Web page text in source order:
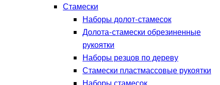
Стамески
Наборы долот-стамесок
Долота-стамески обрезиненные
рукоятки
Наборы резцов по дереву
Стамески пластмассовые рукоятки